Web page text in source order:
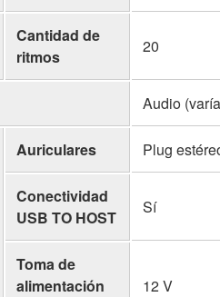
Cantidad de
ritmos
20
Audio
Auriculares Plug
Conectividad
USB TO HOST
Sí
Toma de
alimentación
12 V